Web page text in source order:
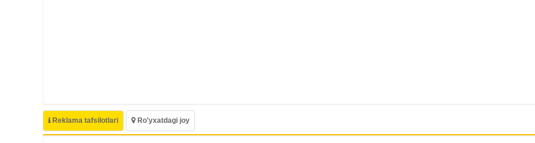
Reklama tafsilotlari Ro'yxatdagi joy